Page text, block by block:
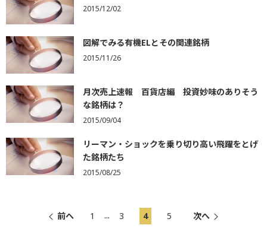
2015/12/02
図解でみる有機ELとその関連銘柄
2015/11/26
月次売上速報 百貨店編 投資妙味のありそう
な銘柄は？
2015/09/04
リーマン・ショックを乗り切り高い飛躍をとげ
た銘柄たち
2015/08/25
前へ 1 ... 3 4 5 次へ